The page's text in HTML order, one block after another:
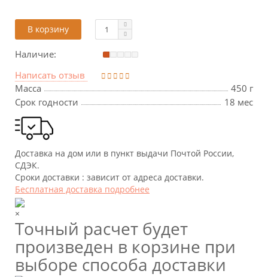
В корзину
Наличие:
Написать отзыв
Масса
450 г
Срок годности
18 мес
Доставка на дом или в пункт выдачи Почтой России,
СДЭК.
Сроки доставки : зависит от адреса доставки.
Бесплатная доставка подробнее
×
Точный расчет будет
произведен в корзине при
выборе способа доставки